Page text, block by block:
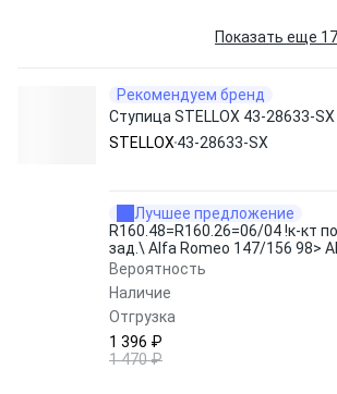
Показать еще
Рекомендуем бренд
Ступица STELLOX 43-28633-SX
STELLOX 43-28633-SX
Лучшее предложение
R160.48=R160.26=06/04 !к-кт
зад.\ Alfa Romeo 147/156 98>
Вероятность
Наличие
Отгрузка
1 396 ₽
1 470 ₽